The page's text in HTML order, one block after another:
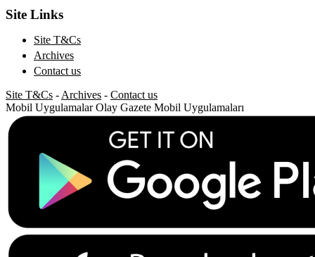
Site Links
Site T&Cs
Archives
Contact us
Site T&Cs - Archives - Contact us
Mobil Uygulamalar Olay Gazete Mobil Uygulamaları